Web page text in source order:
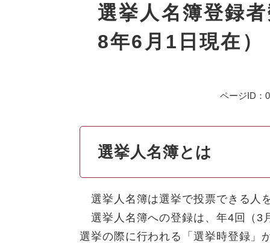
く
選挙人名簿登録
8年6月1日現在）
ページID：
選挙人名簿とは
選挙人名簿は選挙で投票できる人
選挙人名簿への登録は、年4回（3
選挙の際に行われる「選挙時登録」